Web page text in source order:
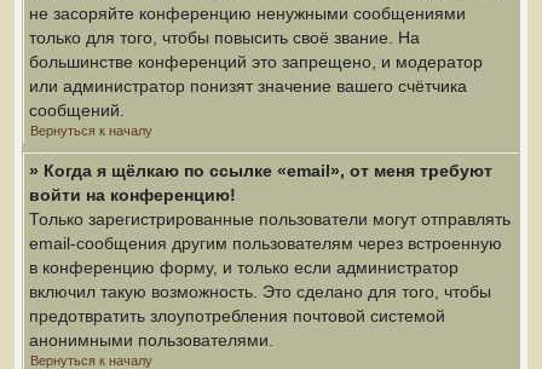
не засоряйте конференцию ненужными сообщениями
только для того, чтобы повысить своё звание. На
большинстве конференций это запрещено, и модератор
или администратор понизят значение вашего счётчика
сообщений.
Вернуться к началу
» Когда я щёлкаю по ссылке «email», от меня требуют
войти на конференцию!
Только зарегистрированные пользователи могут отправлять
email-сообщения другим пользователям через встроенную
в конференцию форму, и только если администратор
включил такую возможность. Это сделано для того, чтобы
предотвратить злоупотребления почтовой системой
анонимными пользователями.
Вернуться к началу